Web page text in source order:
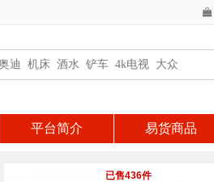
平台简介 易货商品
已售436件